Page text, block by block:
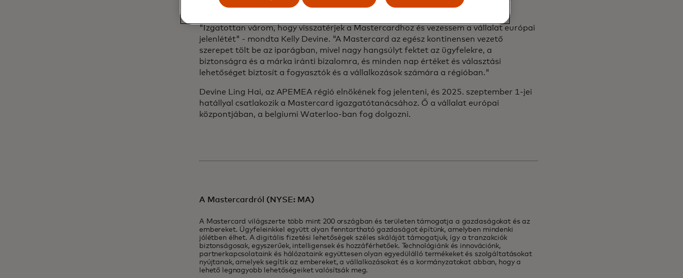
zárta beszédét Ling Hai.
"Izgatottan várom, hogy visszatérjek a Mastercardhoz és vezessem a vállalat európai
jelenlétét" - mondta Kelly Devine. "A Mastercard az egész kontinensen vezető
szerepet tölt be az iparágban, mivel nagy hangsúlyt fektet az ügyfelekre, a
biztonságra és a márka iránti bizalomra, és minden nap értéket és választási
lehetőséget biztosít a fogyasztók és a vállalkozások számára a régióban."
Devine Ling Hai, az APEMEA régió elnökének fog jelenteni, és 2025. szeptember 1-jei
hatállyal csatlakozik a Mastercard igazgatótanácsához. Ő a vállalat európai
központjában, a belgiumi Waterloo-ban fog dolgozni.
A Mastercardról (NYSE: MA)
A Mastercard világszerte több mint 200 országban és területen támogatja a gazdaságokat és az
embereket. Ügyfeleinkkel együtt olyan fenntartható gazdaságot építünk, amelyben mindenki
jólétben élhet. A digitális fizetési lehetőségek széles skáláját támogatjuk, így a tranzakciók
biztonságosak, egyszerűek, intelligensek és hozzáférhetőek. Technológiánk és innovációnk,
partnerkapcsolataink és hálózataink együttesen olyan egyedülálló termékeket és szolgáltatásokat
nyújtanak, amelyek segítik az embereket, a vállalkozásokat és a kormányzatokat abban, hogy a
lehető legnagyobb lehetőségeiket valósítsák meg.